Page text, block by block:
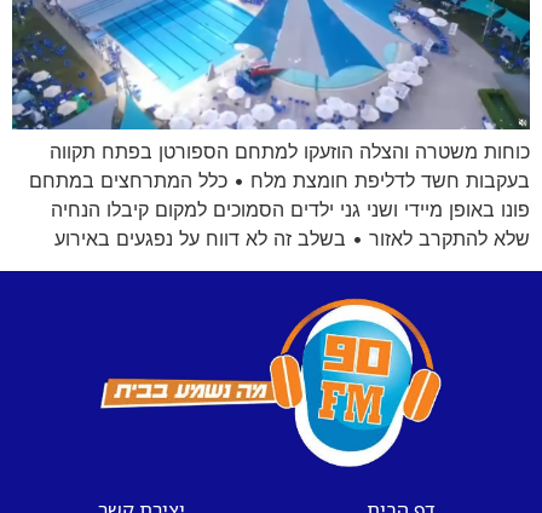
כוחות משטרה והצלה הוזעקו למתחם הספורטן בפתח תקווה
בעקבות חשד לדליפת חומצת מלח • כלל המתרחצים במתחם
פונו באופן מיידי ושני גני ילדים הסמוכים למקום קיבלו הנחיה
שלא להתקרב לאזור • בשלב זה לא דווח על נפגעים באירוע